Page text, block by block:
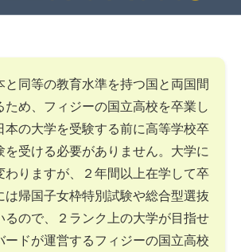
と同等の教育水準を持つ国と両国間
ため、フィジーの国立高校を卒業し
本の大学を受験する前に高等学校卒
を受ける必要がありません。大学に
わりますが、２年間以上在学して卒
は帰国子女枠特別試験や総合型選抜
るので、２ランク上の大学が目指せ
ードが運営するフィジーの国立高校